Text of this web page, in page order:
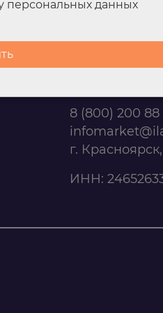
Офис
8 (800) 200 88
г.
ИНН:
персональных данных